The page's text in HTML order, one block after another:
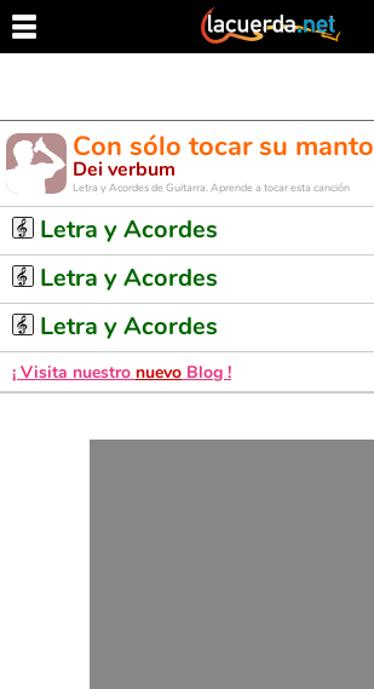
Con sólo tocar su manto
Dei verbum
Letra y Acordes de Guitarra. Aprende a tocar esta canción
Letra y Acordes
Letra y Acordes
Letra y Acordes
¡ Visita nuestro nuevo Blog !